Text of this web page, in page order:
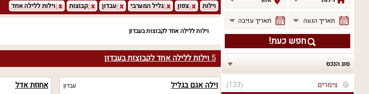
מתחם
תאריך הגעה תאריך עזיבה
חפש כעת!
סוג הנכס
(133)
צימרים
וילות צפון גליל המערבי עבדון קבוצות וילות ללילה אחד
וילות ללילה אחד לקבוצות בעבדון
5וילות ללילה אחד לקבוצות בעבדון
וילה אגם בגליל עבדון אחוזת אדל